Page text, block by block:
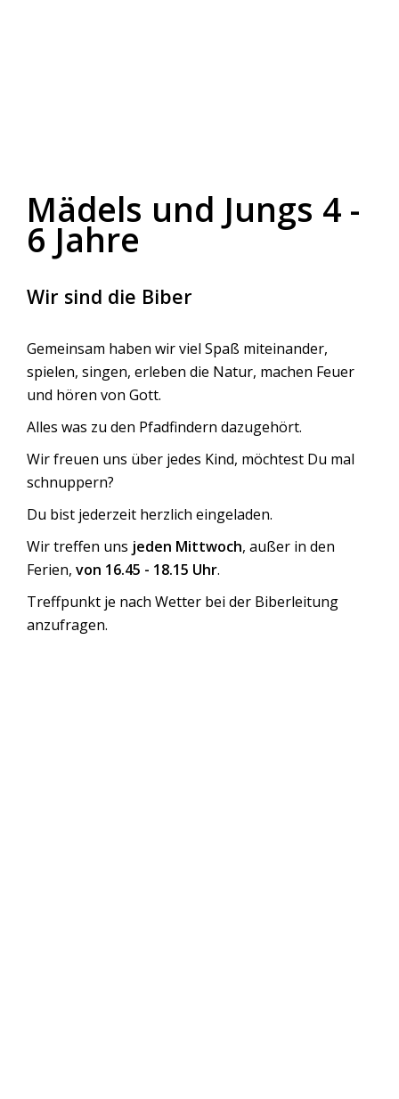
Mädels und Jungs 4 -
6 Jahre
Wir sind die Biber
Gemeinsam haben wir viel Spaß miteinander,
spielen, singen, erleben die Natur, machen Feuer
und hören von Gott.
Alles was zu den Pfadfindern dazugehört.
Wir freuen uns über jedes Kind, möchtest Du mal
schnuppern?
Du bist jederzeit herzlich eingeladen.
Wir treffen uns jeden Mittwoch, außer in den
Ferien, von 16.45 - 18.15 Uhr.
Treffpunkt je nach Wetter bei der Biberleitung
anzufragen.